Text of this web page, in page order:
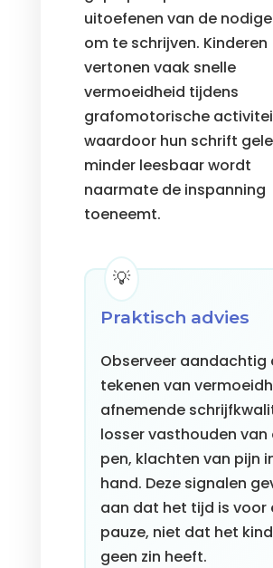
uitoefenen van de
om te schrijven. Kinderen
vertonen vaak snelle
vermoeidheid tijdens
grafomotorische
waardoor hun schrift
minder leesbaar wordt
naarmate de inspanning
toeneemt.
Praktisch advies
Observeer aandachtig
tekenen van
afnemende
losser vasthouden van
pen, klachten van pijn
hand. Deze signalen
aan dat het tijd is voor
pauze, niet dat het kind
geen zin heeft.